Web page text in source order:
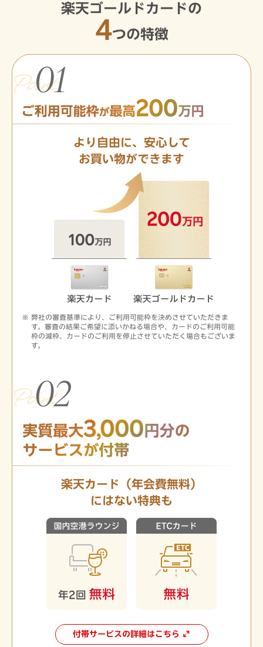
楽天ゴールドカードの
4つの特徴
より自由に、安心して
お買い物ができます
弊社の審査基準により、ご利用可能枠を決めさせていただきま
す。審査の結果ご希望に添いかねる場合や、カードのご利用可能
枠の減枠、カードのご利用を停止させていただく場合もございま
す。
楽天カード（年会費無料）
にはない特典も
付帯サービスの詳細はこちら